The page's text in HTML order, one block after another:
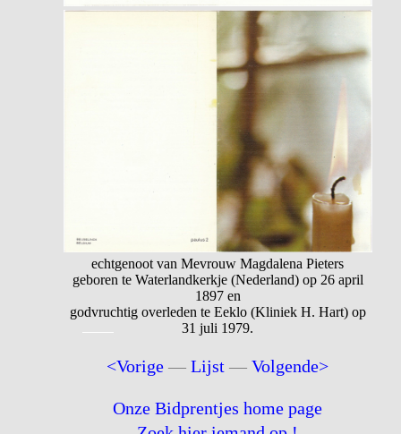
echtgenoot van Mevrouw Magdalena Pieters
geboren te Waterlandkerkje (Nederland) op 26 april
1897 en
godvruchtig overleden te Eeklo (Kliniek H. Hart) op
31 juli 1979.
<Vorige —Lijst —Volgende>
Onze Bidprentjes home page